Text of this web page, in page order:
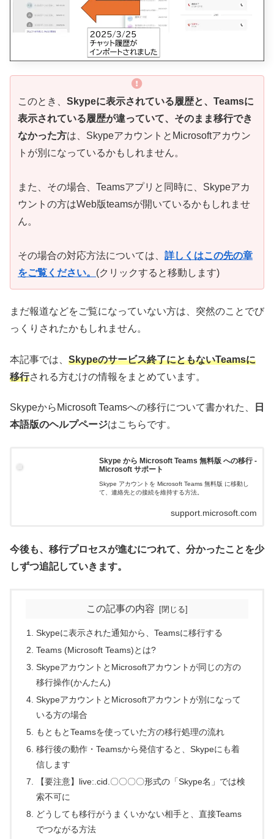
このとき、 Skypeに表示されている履歴と、Teamsに
表示されている履歴が違っていて、そのまま移行でき
なかった方は、SkypeアカウントとMicrosoftアカウン
トが別になっているかもしれません。
また、その場合、Teamsアプリと同時に、Skypeアカ
ウントの方はWeb版teamsが開いているかもしれませ
ん。
その場合の対応方法については、 詳しくはこの先の章
をご覧ください。 (クリックすると移動します)
まだ報道などをご覧になっていない方は、突然のことでび
っくりされたかもしれません。
本記事では、 Skypeのサービス終了にともないTeamsに
移行される方むけの情報をまとめています。
SkypeからMicrosoft Teamsへの移行について書かれた、
日
本語版のヘルプページはこちらです。
Skype から Microsoft Teams 無料版 への移行 -
Microsoft サポート
Skype アカウントを Microsoft Teams 無料版 に移動し
て、連絡先との接続を維持する方法。
support.microsoft.com
今後も、移行プロセスが進むにつれて、分かったことを少
しずつ追記していきます。
この記事の内容
Skypeに表示された通知から、Teamsに移行する
Teams (Microsoft Teams)とは?
SkypeアカウントとMicrosoftアカウントが同じの方の
移行操作(かんたん)
SkypeアカウントとMicrosoftアカウントが別になって
いる方の場合
もともとTeamsを使っていた方の移行処理の流れ
移行後の動作・Teamsから発信すると、Skypeにも着
信します
【要注意】live:.cid.〇〇〇〇形式の「Skype名」では検
索不可に
どうしても移行がうまくいかない相手と、直接Teams
でつながる方法